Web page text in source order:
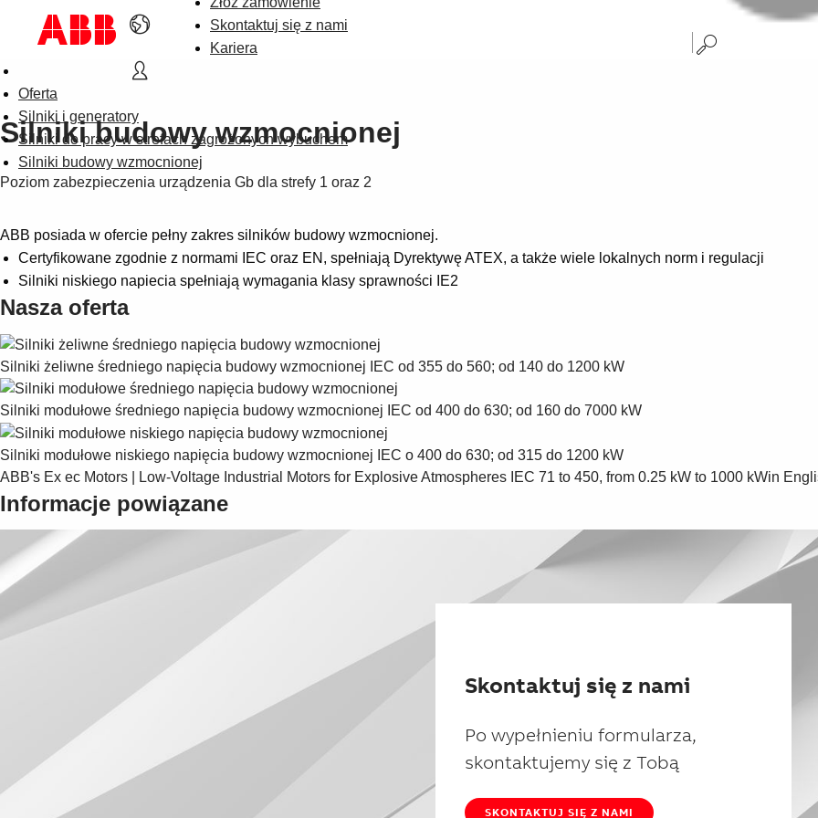
Skontaktuj się z nami
Kariera
Oferta
Silniki i generatory
Silniki do pracy w strefach zagrożonych wybuchem
Silniki budowy wzmocnionej
Silniki budowy wzmocnionej
Poziom zabezpieczenia urządzenia Gb dla strefy 1 oraz 2
ABB posiada w ofercie pełny zakres silników budowy wzmocnionej.
Certyfikowane zgodnie z normami IEC oraz EN, spełniają Dyrektywę ATEX, a także wiele lokalnych norm i regulacji
Silniki niskiego napiecia spełniają wymagania klasy sprawności IE2
Nasza oferta
Silniki żeliwne średniego napięcia budowy wzmocnionej IEC od 355 do 560; od 140 do 1200 kW
Silniki modułowe średniego napięcia budowy wzmocnionej IEC od 400 do 630; od 160 do 7000 kW
Silniki modułowe niskiego napięcia budowy wzmocnionej
IEC o 400 do 630; od 315 do 1200 kW
ABB's Ex ec Motors | Low-Voltage Industrial Motors for Explosive Atmospheres IEC 71 to 450, from 0.25 kW to 1000 kWin
Informacje powiązane
Skontaktuj się z nami
Po wypełnieniu formularza,
skontaktujemy się z Tobą
SKONTAKTUJ SIĘ Z NAMI